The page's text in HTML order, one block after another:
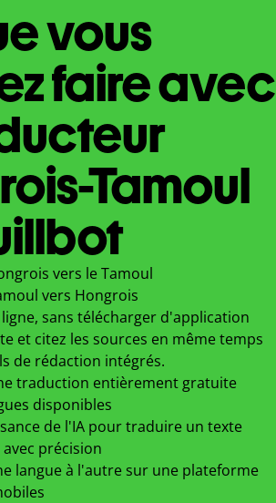
vous
faire avec
Tamoul
vers le Tamoul
vers Hongrois
sans télécharger d'application
et citez les sources en même temps
de rédaction intégrés.
traduction entièrement gratuite
disponibles
de l'IA pour traduire un texte
précision
langue à l'autre sur une plateforme